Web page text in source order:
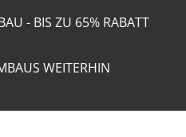
- BIS ZU 65% RABATT
WEITERHIN